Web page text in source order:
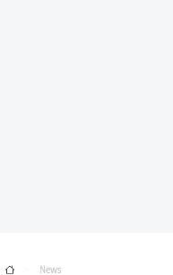
News